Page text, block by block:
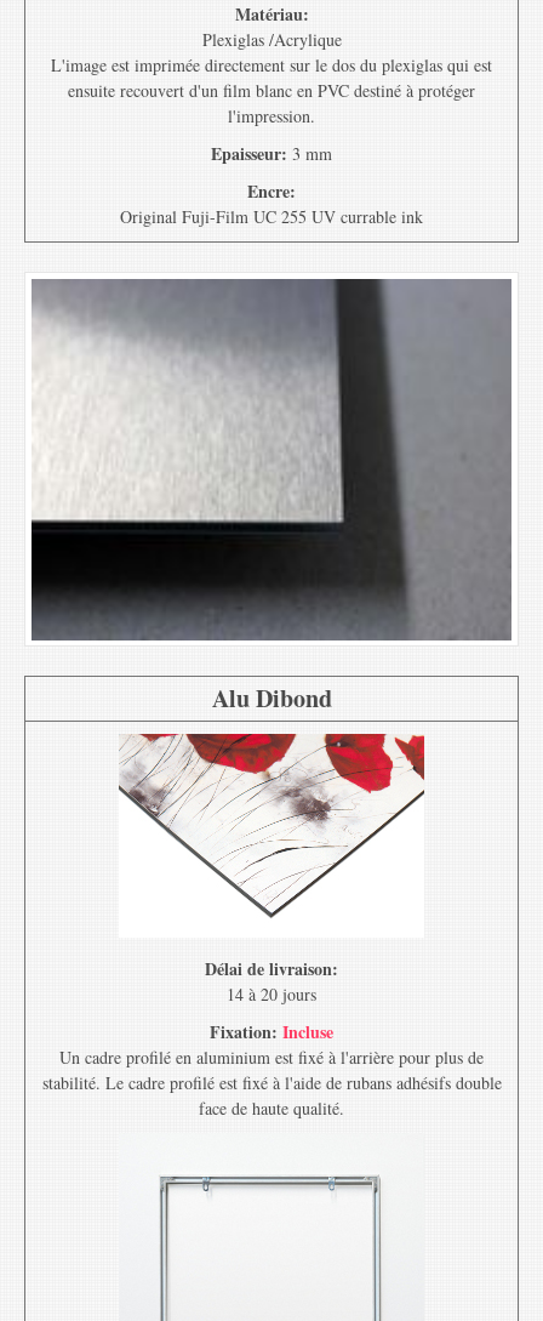
Matériau:
Plexiglas /Acrylique
L'image est imprimée directement sur le dos du plexiglas qui est
ensuite recouvert d'un film blanc en PVC destiné à protéger
l'impression.
Epaisseur: 3 mm
Encre:
Original Fuji-Film UC 255 UV currable ink
Alu Dibond
Délai de livraison:
14 à 20 jours
Fixation: Incluse
Un cadre profilé en aluminium est fixé à l'arrière pour plus de
stabilité. Le cadre profilé est fixé à l'aide de rubans adhésifs double
face de haute qualité.